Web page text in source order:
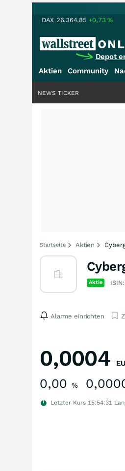
DAX 26.364,85 +0,73%
Depot
Aktien Community
NEWS TICKER
Startseite Aktien
Aktie ISIN:
Alarme einrichten
0,0004
0,00 %
Letzter Kurs 15:54:31